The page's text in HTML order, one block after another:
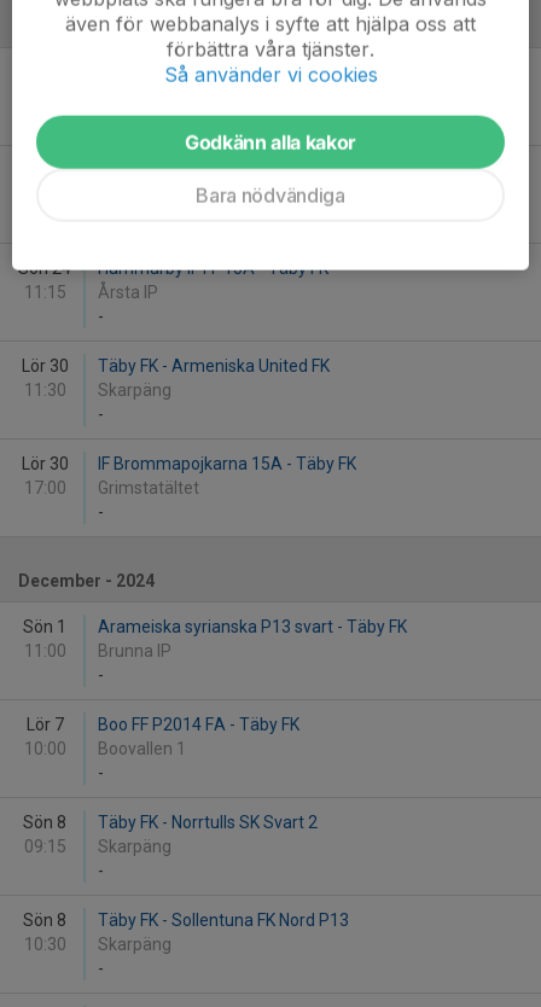
November - 2024
Täby FK - Hammarby IF FF P2014:21
-
Sön 24
Täby FK - Värmdö IF P13/P14
Sön 24
11:15
Hammarby IF FF 15A - Täby FK
Årsta IP
-
Lör 30
11:30
Täby FK - Armeniska United FK
Skarpäng
-
Lör 30
17:00
IF Brommapojkarna 15A - Täby FK
Grimstatältet
-
December - 2024
Sön 1
11:00
Arameiska syrianska P13 svart - Täby FK
Brunna IP
-
Lör 7
10:00
Boo FF P2014 FA - Täby FK
Boovallen 1
-
Sön 8
09:15
Täby FK - Norrtulls SK Svart 2
Skarpäng
-
Sön 8
10:30
Täby FK - Sollentuna FK Nord P13
Skarpäng
-
även för webbanalys i syfte att hjälpa oss att
förbättra våra tjänster.
Så använder vi cookies
Godkänn alla kakor
Bara nödvändiga